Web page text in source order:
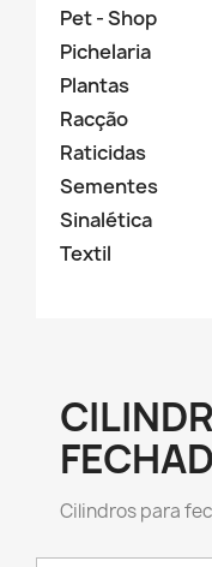
Pet - Shop
Pichelaria
Plantas
Racção
Raticidas
Sementes
Sinalética
Textil
Cilindros para